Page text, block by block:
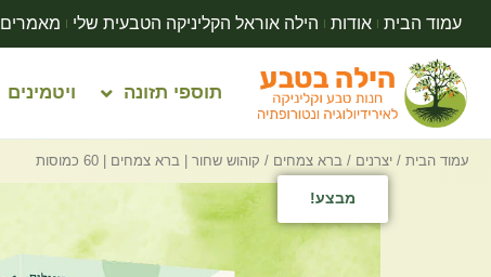
עמוד הבית אודות הילה אוראל הקליניקה הטבעית שלי מאמרים
תוספי תזונה ויטמינים
עמוד הבית / יצרנים / ברא צמחים / קוהוש שחור | ברא צמחים | 60 כמוסות
מבצע!